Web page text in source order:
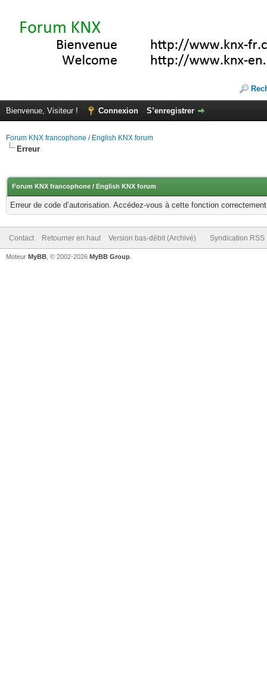
Bienvenue, Visiteur ! Connexion S’enregistrer
Forum KNX francophone / English KNX forum
Erreur
Forum KNX francophone / English KNX forum
Erreur de code d’autorisation. Accédez-vous à cette fonction
Contact Retourner en haut Version bas-débit (Archivé) Syndication RSS
Moteur MyBB , © 2002-2026 MyBB Group